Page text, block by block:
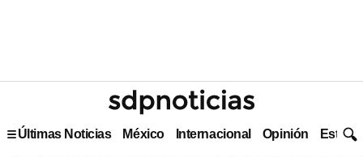
Últimas Noticias México Internacional Opinión Estilo